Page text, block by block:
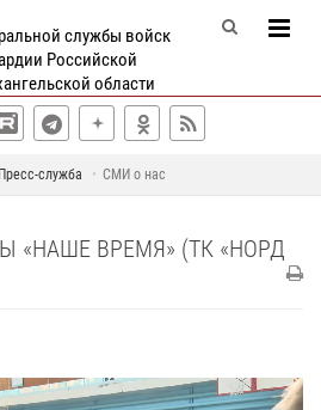
службы войск
Российской
области
Пресс-служба СМИ о нас
«НАШЕ ВРЕМЯ» (ТК «НОРД